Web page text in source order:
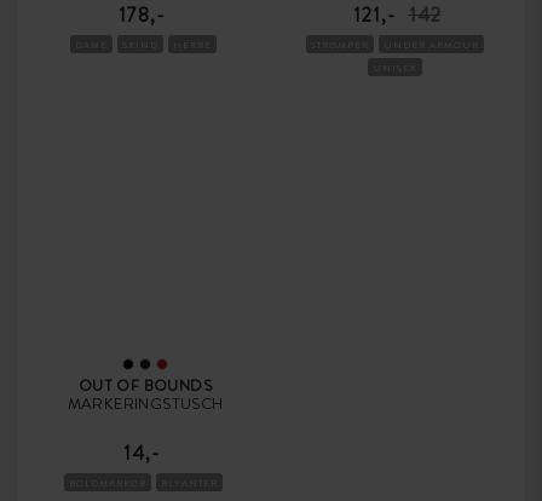
178,- 121,- 142
OUT OF BOUNDS
MARKERINGSTUSCH
14,-